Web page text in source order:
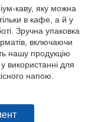
каву, яку можна
в кафе, а й у
Зручна упаковка
включаючи
нашу продукцію
використанні для
напою.